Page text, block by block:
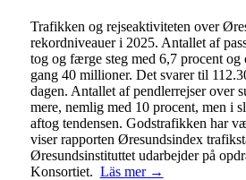
Trafikken og rejseaktiviteten over
rekordniveauer i 2025. Antallet af
tog og færge steg med 6,7 procent og
gang 40 millioner. Det svarer til
dagen. Antallet af pendlerrejser over
mere, nemlig med 10 procent, men i
aftog tendensen. Godstrafikken har
viser rapporten Øresundsindex
Øresundsinstituttet udarbejder på
Konsortiet. Läs mer →